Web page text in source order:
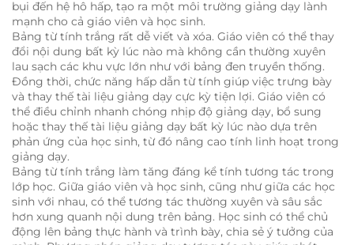
bụi đến hệ hô hấp, tạo ra một môi trường giảng dạy lành
mạnh cho cả giáo viên và học sinh.
Bảng từ tính trắng rất dễ viết và xóa. Giáo viên có thể thay
đổi nội dung bất kỳ lúc nào mà không cần thường xuyên
lau sạch các khu vực lớn như với bảng đen truyền thống.
Đồng thời, chức năng hấp dẫn từ tính giúp việc trưng bày
và thay thế tài liệu giảng dạy cực kỳ tiện lợi. Giáo viên có
thể điều chỉnh nhanh chóng nhịp độ giảng dạy, bổ sung
hoặc thay thế tài liệu giảng dạy bất kỳ lúc nào dựa trên
phản ứng của học sinh, từ đó nâng cao tính linh hoạt trong
giảng dạy.
Bảng từ tính trắng làm tăng đáng kể tính tương tác trong
lớp học. Giữa giáo viên và học sinh, cũng như giữa các học
sinh với nhau, có thể tương tác thường xuyên và sâu sắc
hơn xung quanh nội dung trên bảng. Học sinh có thể chủ
động lên bảng thực hành và trình bày, chia sẻ ý tưởng của